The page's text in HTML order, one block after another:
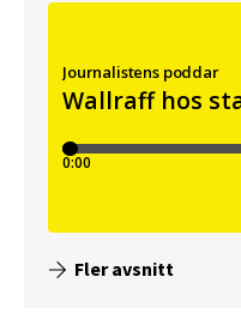
Fler avsnitt